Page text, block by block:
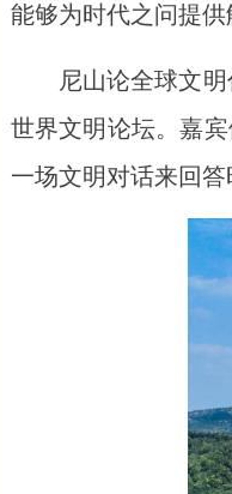
能够为时代之问提供
尼山论全球文
世界文明论坛。嘉
一场文明对话来回